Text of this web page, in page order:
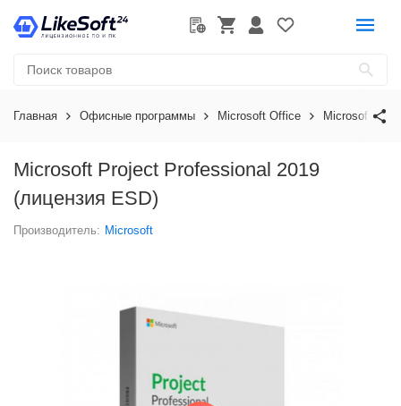
Главная Офисные программы Microsoft Office Microsoft
Microsoft Project Professional 2019
(лицензия ESD)
Производитель: Microsoft